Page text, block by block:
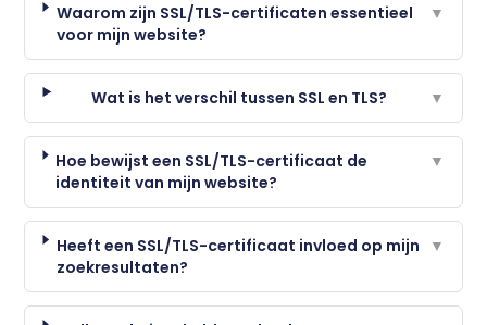
Waarom zijn SSL/TLS-certificaten essentieel
voor mijn website?
▼
Wat is het verschil tussen SSL en TLS? ▼
Hoe bewijst een SSL/TLS-certificaat de
identiteit van mijn website?
▼
Heeft een SSL/TLS-certificaat invloed op mijn
zoekresultaten?
▼